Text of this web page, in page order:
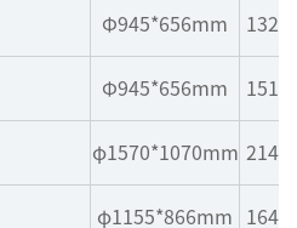
Φ945*656mm
Φ945*656mm
φ1570*1070mm
φ1155*866mm